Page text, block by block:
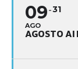
09
AGO
31
AGOSTO AI